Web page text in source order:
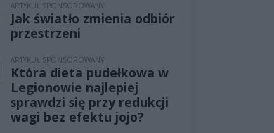
ARTYKUŁ SPONSOROWANY
Jak światło zmienia odbiór
przestrzeni
ARTYKUŁ SPONSOROWANY
Która dieta pudełkowa w
Legionowie najlepiej
sprawdzi się przy redukcji
wagi bez efektu jojo?